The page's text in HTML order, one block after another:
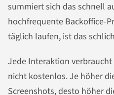
summiert sich das schnell
hochfrequente Backoffice-
täglich laufen, ist das
Jede Interaktion
nicht kostenlos. Je höher
Screenshots, desto höher